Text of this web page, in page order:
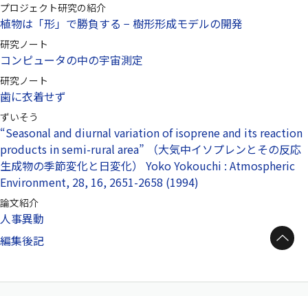
プロジェクト研究の紹介
植物は「形」で勝負する − 樹形形成モデルの開発
研究ノート
コンピュータの中の宇宙測定
研究ノート
歯に衣着せず
ずいそう
“Seasonal and diurnal variation of isoprene and its reaction
products in semi-rural area” （大気中イソプレンとその反応
生成物の季節変化と日変化） Yoko Yokouchi : Atmospheric
Environment, 28, 16, 2651-2658 (1994)
論文紹介
人事異動
編集後記
ページトップへ